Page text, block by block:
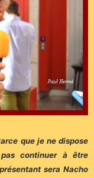
que je ne dispose
continuer à être
sera Nacho